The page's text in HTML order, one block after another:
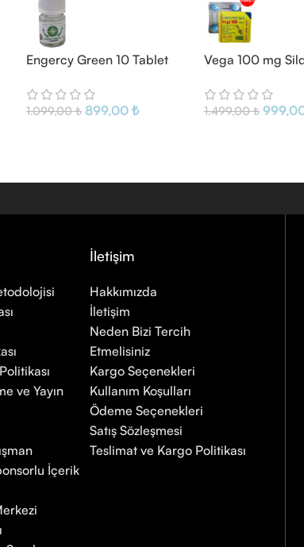
Engercy Green 10 Tablet
1.099,00₺ 899,00 ₺
Vega 100 mg
1.499,00₺
ve Yayın
İçerik
İletişim
Hakkımızda
İletişim
Neden Bizi Tercih
Etmelisiniz
Kargo Seçenekleri
Kullanım Koşulları
Ödeme Seçenekleri
Satış Sözleşmesi
Teslimat ve Kargo Politikası